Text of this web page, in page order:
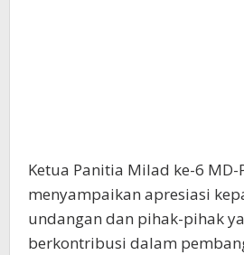
Ketua Panitia Milad ke-6 MD-
menyampaikan apresiasi
undangan dan pihak-pihak
berkontribusi dalam